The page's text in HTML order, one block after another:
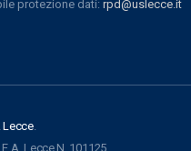
protezione dati: rpd@uslecce.it
Lecce.
Lecce N. 101125